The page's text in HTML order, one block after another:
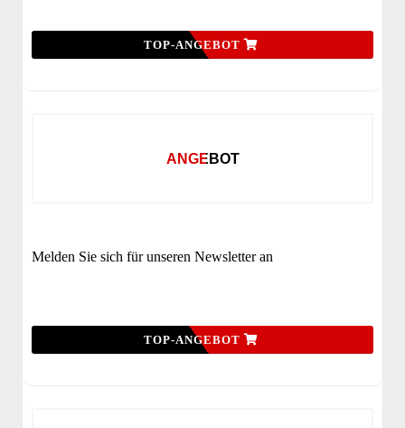
TOP-ANGEBOT
ANGEBOT
Melden Sie sich für unseren Newsletter an
TOP-ANGEBOT